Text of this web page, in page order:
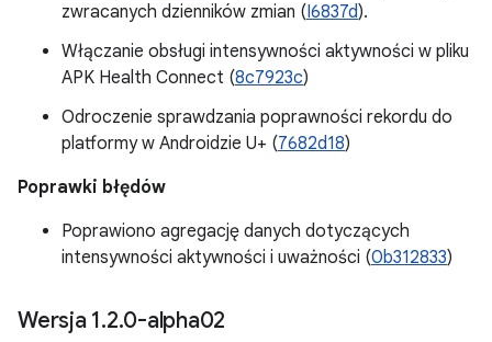
zwracanych dzienników zmian (I6837d).
Włączanie obsługi intensywności aktywności w pliku
APK Health Connect (8c7923c)
Odroczenie sprawdzania poprawności rekordu do
platformy w Androidzie U+ (7682d18)
Poprawki błędów
Poprawiono agregację danych dotyczących
intensywności aktywności i uważności (0b312833)
Wersja 1.2.0-alpha02